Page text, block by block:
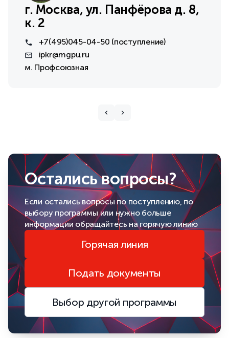
г. Москва, ул. Панфёрова д. 8,
к. 2
+7(495) 045-04-50 (поступление)
ipkr@mgpu.ru
м. Профсоюзная
Остались вопросы?
Если остались вопросы по поступлению, по
выбору программы или нужно больше
информации обращайтесь на горячую линию
Горячая линия
Подать документы
Выбор другой программы